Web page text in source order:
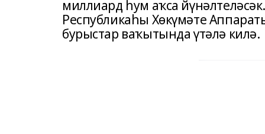
миллиард һум аҡса
Республикаһы Хөкүмәте
бурыстар ваҡытында үтәлә килә.